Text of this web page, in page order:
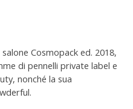
Cosmopack ed. 2018,
di pennelli private label e
nonché la sua